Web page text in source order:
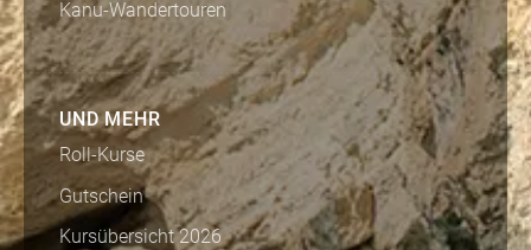
Kanu-Wandertouren
UND MEHR
Roll-Kurse
Gutschein
Kursübersicht 2026